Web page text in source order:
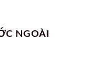
NGOÀI